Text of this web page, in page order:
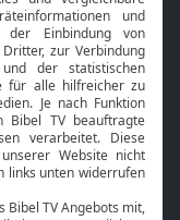
TV
Online-Bibel
Gottesdienst